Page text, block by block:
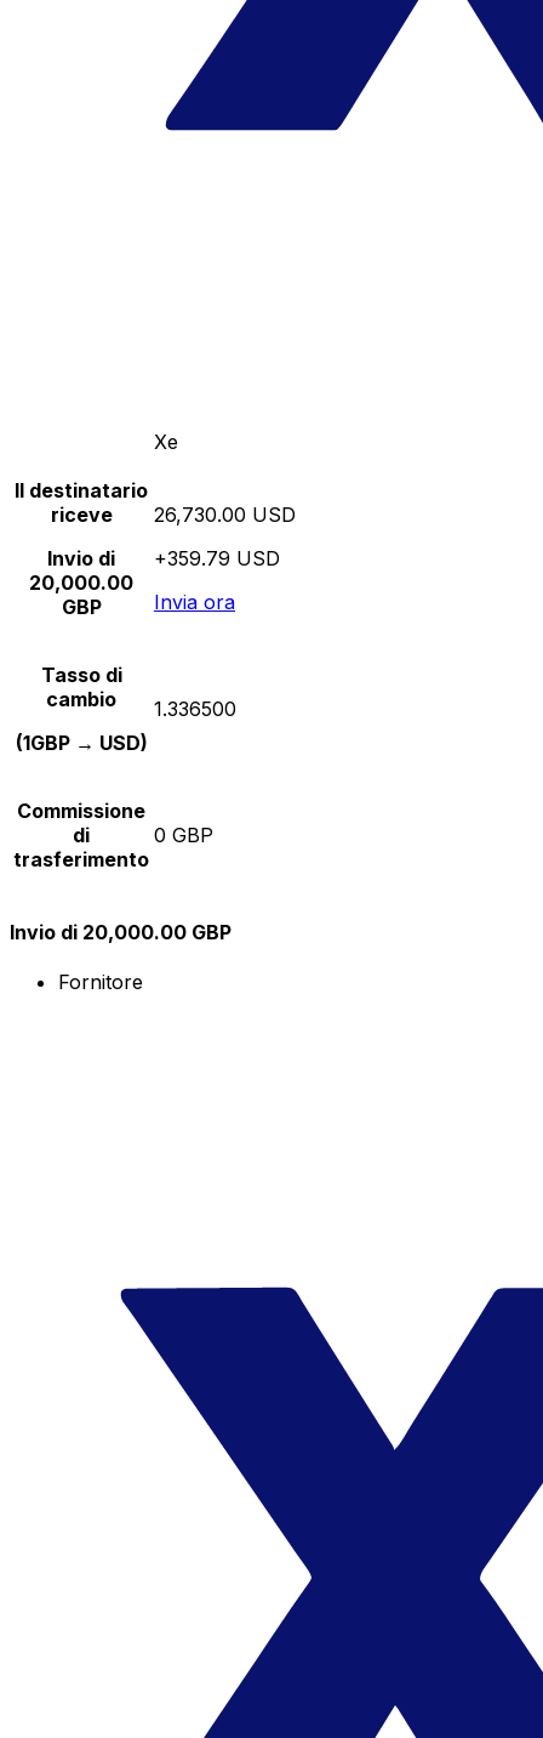
Xe
Il destinatario
riceve
Invio di
20,000.00
GBP
26,730.00 USD
+359.79 USD
Invia ora
Tasso di
cambio
(1GBP → USD)
1.336500
Commissione
di
trasferimento
0 GBP
Invio di 20,000.00 GBP
Fornitore